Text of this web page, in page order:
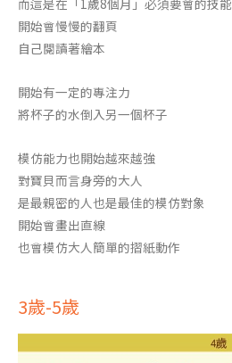
而這是在「1歲8個月」必須要會的技能
開始會慢慢的翻頁
自己閱讀著繪本
開始有一定的專注力
將杯子的水倒入另一個杯子
模仿能力也開始越來越強
對寶貝而言身旁的大人
是最親密的人也是最佳的模仿對象
開始會畫出直線
也會模仿大人簡單的摺紙動作
3歲-5歲